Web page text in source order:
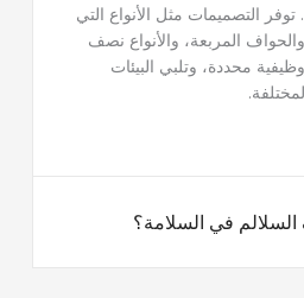
التصميمات مثل الأنواع التي
المربعة، والأنواع نصف
محددة، وتلبي البيئات
في السلامة؟